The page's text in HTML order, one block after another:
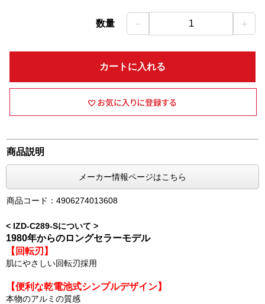
数量 － 1 ＋
カートに入れる
商品説明
メーカー情報ページはこちら
商品コード：4906274013608
< IZD-C289-Sについて >
1980年からのロングセラーモデル
【回転刃】
肌にやさしい回転刃採用
【便利な乾電池式シンプルデザイン】
本物のアルミの質感